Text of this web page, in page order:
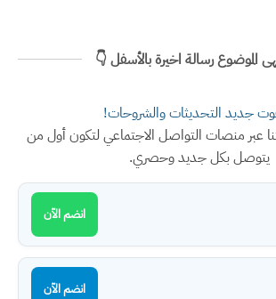
الموضوع رسالة اخيرة بالأسفل 👇
جديد التحديثات والشروحات!
عبر منصات التواصل الاجتماعي لتكون أول من
يتوصل بكل جديد وحصري.
انضم الآن
انضم الآن